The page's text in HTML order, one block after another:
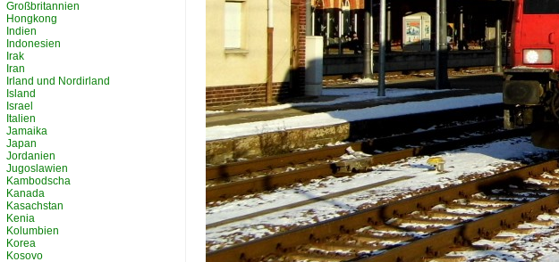
Großbritannien
Hongkong
Indien
Indonesien
Irak
Iran
Irland und Nordirland
Island
Israel
Italien
Jamaika
Japan
Jordanien
Jugoslawien
Kambodscha
Kanada
Kasachstan
Kenia
Kolumbien
Korea
Kosovo